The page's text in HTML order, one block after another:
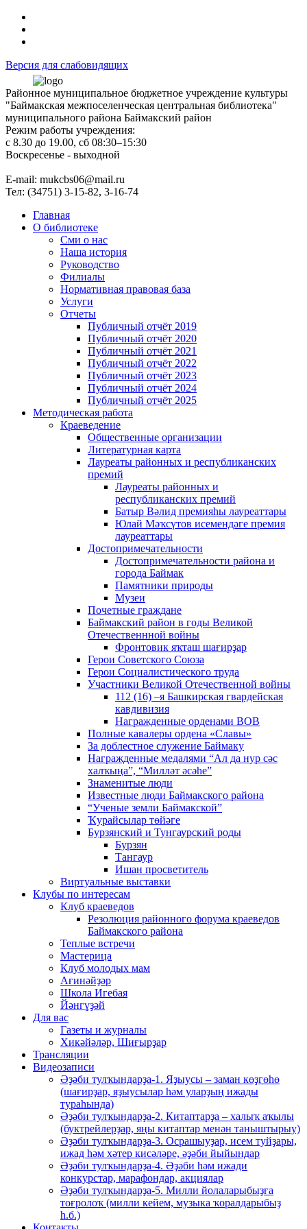
Версия для слабовидящих
Районное муниципальное бюджетное учреждение культуры
"Баймакская межпоселенческая центральная библиотека"
муниципального района Баймакский район
Режим работы учреждения:
с 8.30 до 19.00, сб 08:30–15:30
Воскресенье - выходной
Е-mail: mukcbs06@mail.ru
Тел: (34751) 3-15-82, 3-16-74
Главная
О библиотеке
Сми о нас
Наша история
Руководство
Филиалы
Нормативная правовая база
Услуги
Отчеты
Публичный отчёт 2019
Публичный отчёт 2020
Публичный отчёт 2021
Публичный отчёт 2022
Публичный отчёт 2023
Публичный отчёт 2024
Публичный отчёт 2025
Методическая работа
Краеведение
Общественные организации
Литературная карта
Лауреаты районных и республиканских
премий
Лауреаты районных и
республиканских премий
Батыр Вәлид премияһы лауреаттары
Юлай Мәҡсүтов исемендәге премия
лауреаттары
Достопримечательности
Достопримечательности района и
города Баймак
Памятники природы
Музеи
Почетные граждане
Баймакский район в годы Великой
Отечественнной войны
Фронтовик яҡташ шағирҙар
Герои Советского Союза
Герои Социалистического труда
Участники Великой Отечественной войны
112 (16) –я Башкирская гвардейская
кавдивизия
Награжденные орденами ВОВ
Полные кавалеры ордена «Славы»
За доблестное служение Баймаку
Награжденные медалями “Ал да нур сәс
халҡыңа”, “Милләт әсәһе”
Знаменитые люди
Известные люди Баймакского района
“Ученые земли Баймакской”
Ҡурайсылар төйәге
Бурзянский и Тунгаурский роды
Бурзян
Тангаур
Ишан просветитель
Виртуальные выставки
Клубы по интересам
Клуб краеведов
Резолюция районного форума краеведов
Баймакского района
Теплые встречи
Мастерица
Клуб молодых мам
Ағинәйҙәр
Школа Игебая
Йәнгүҙәй
Для вас
Газеты и журналы
Хикәйәләр, Шиғырҙар
Трансляции
Видеозаписи
Әҙәби тулҡындарҙа-1. Яҙыусы – заман көҙгөһө
(шағирҙар, яҙыусылар һәм уларҙың ижады
тураһында)
Әҙәби тулҡындарҙа-2. Китаптарҙа – халыҡ аҡылы
(буктрейлерҙар, яңы китаптар менән таныштырыу)
Әҙәби тулҡындарҙа-3. Осрашыуҙар, исем туйҙары,
ижад һәм хәтер кисәләре, әҙәби йыйындар
Әҙәби тулҡындарҙа-4. Әҙәби һәм ижади
конкурстар, марафондар, акциялар
Әҙәби тулҡындарҙа-5. Милли йолаларыбыҙға
тоғролоҡ (милли кейем, музыка ҡоралдарыбыҙ
һ.б.)